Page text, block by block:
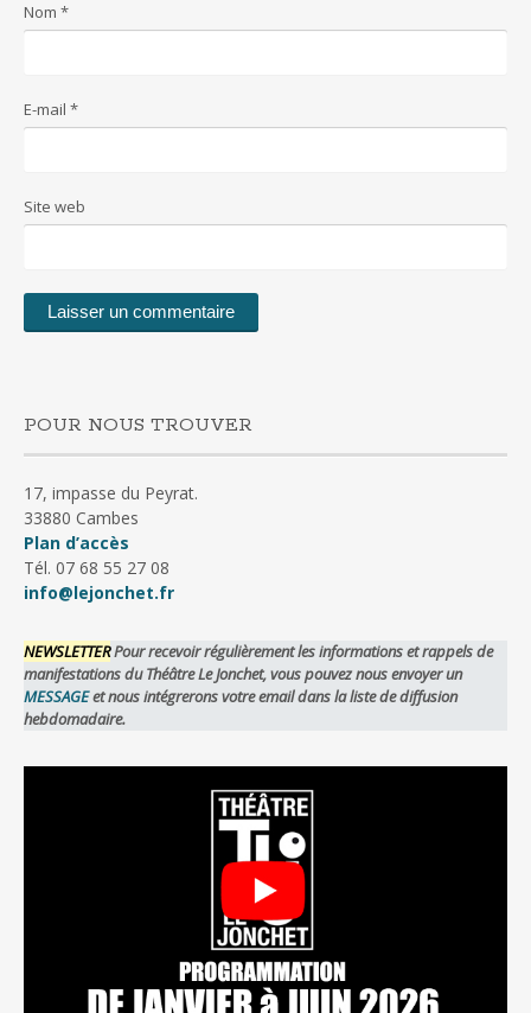
Nom *
E-mail *
Site web
POUR NOUS TROUVER
17, impasse du Peyrat.
33880 Cambes
Plan d’accès
Tél. 07 68 55 27 08
info@lejonchet.fr
NEWSLETTERPour recevoir régulièrement les informations et rappels de
manifestations du Théâtre Le Jonchet, vous pouvez nous envoyer un
MESSAGEet nous intégrerons votre email dans la liste de diffusion
hebdomadaire.